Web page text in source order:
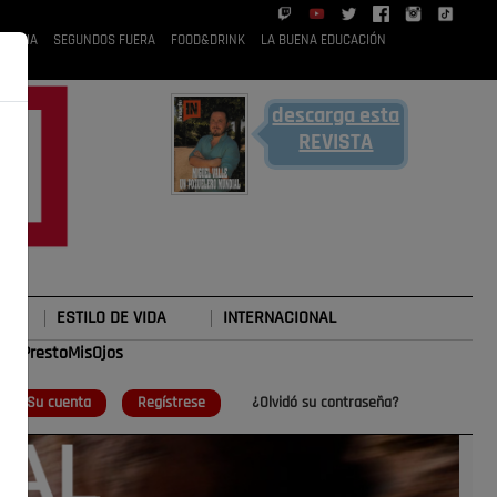
RUBIA SEGUNDOS FUERA FOOD&DRINK LA BUENA EDUCACIÓN
descarga esta
REVISTA
ESTILO DE VIDA INTERNACIONAL
Su cuenta Regístrese ¿Olvidó su contraseña?